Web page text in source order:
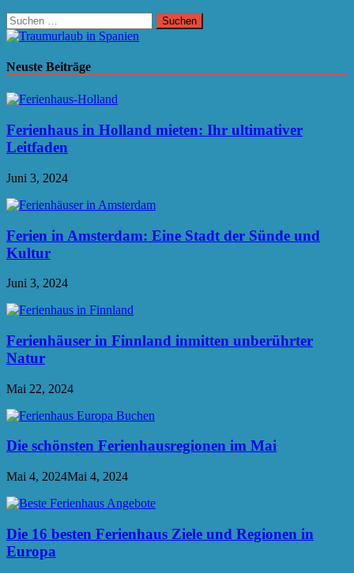
Suchen
nach:
Neuste Beiträge
Ferienhaus in Holland mieten: Ihr ultimativer
Leitfaden
Juni 3, 2024
Ferien in Amsterdam: Eine Stadt der Sünde und
Kultur
Juni 3, 2024
Ferienhäuser in Finnland inmitten unberührter
Natur
Mai 22, 2024
Die schönsten Ferienhausregionen im Mai
Mai 4, 2024Mai 4, 2024
Die 16 besten Ferienhaus Ziele und Regionen in
Europa